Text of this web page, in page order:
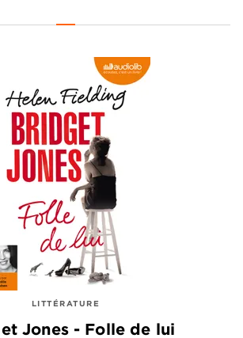
LITTÉRATURE
Jones - Folle de lui